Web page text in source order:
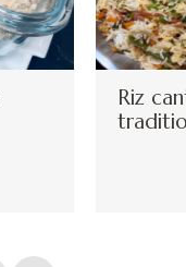
Riz